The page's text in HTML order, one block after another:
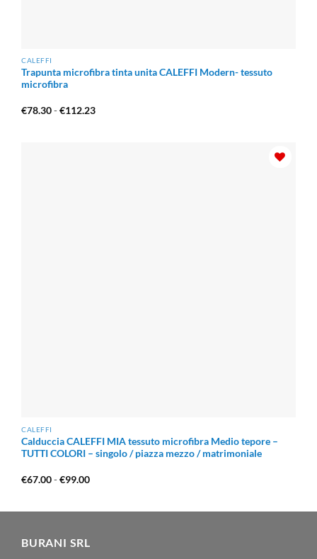
CALEFFI
Trapunta microfibra tinta unita CALEFFI Modern- tessuto
microfibra
€78.30-€112.23Fascia
CALEFFI
Calduccia CALEFFI MIA tessuto microfibra Medio tepore –
TUTTI COLORI – singolo / piazza mezzo / matrimoniale
€67.00-€99.00Fascia
BURANI SRL